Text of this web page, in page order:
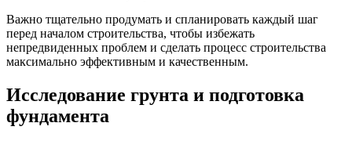
Важно тщательно продумать и спланировать каждый шаг
перед началом строительства, чтобы избежать
непредвиденных проблем и сделать процесс строительства
максимально эффективным и качественным.
Исследование грунта и подготовка
фундамента